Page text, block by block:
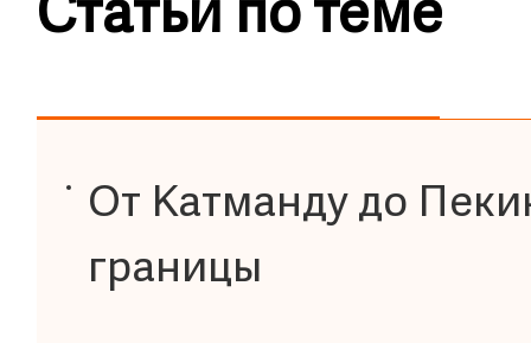
Статьи по теме
От Катманду до
границы